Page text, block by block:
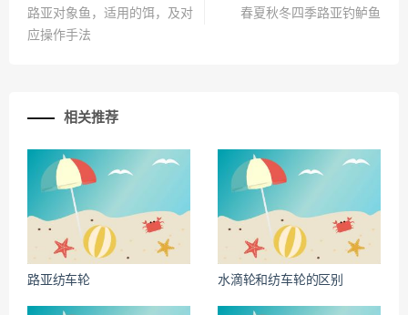
路亚对象鱼，适用的饵，及对
应操作手法
春夏秋冬四季路亚钓鲈鱼
相关推荐
路亚纺车轮 水滴轮和纺车轮的区别